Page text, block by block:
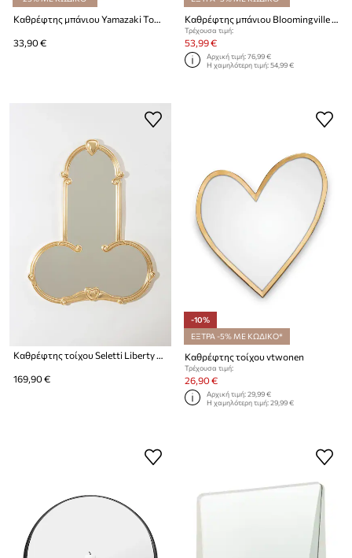
Καθρέφτης μπάνιου Yamazaki Tower 17,5 x 14 x 33 cm
33,90 €
Καθρέφτης μπάνιου Bloomingville Milde
Τρέχουσα τιμή:
53,99 €
Αρχική τιμή:76,99 €
Η χαμηλότερη τιμή:54,99 €
Καθρέφτης τοίχου Seletti Liberty Mirror
169,90 €
-10%
ΕΞΤΡΑ -5% ΜΕ ΚΩΔΙΚΟ*
Καθρέφτης τοίχου vtwonen
Τρέχουσα τιμή:
26,90 €
Αρχική τιμή:29,99 €
Η χαμηλότερη τιμή:29,99 €